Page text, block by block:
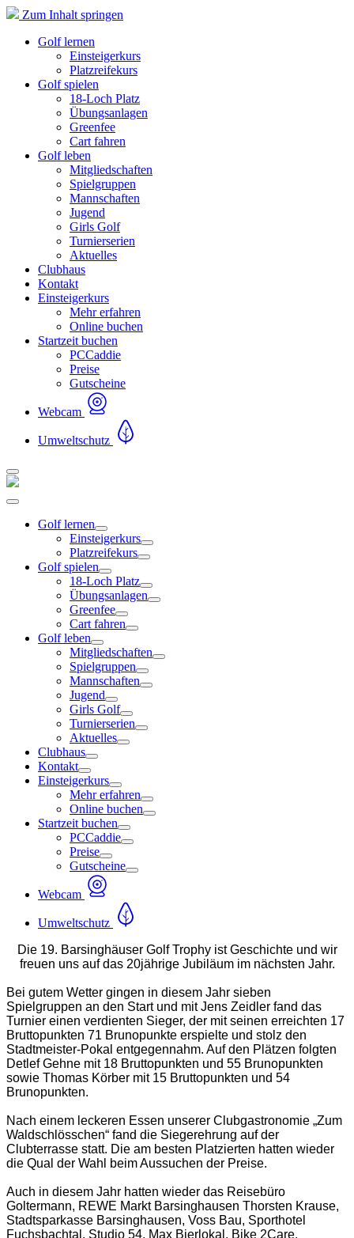
Zum Inhalt springen
Golf lernen
Einsteigerkurs
Platzreifekurs
Golf spielen
18-Loch Platz
Übungsanlagen
Greenfee
Cart fahren
Golf leben
Mitgliedschaften
Spielgruppen
Mannschaften
Jugend
Girls Golf
Turnierserien
Aktuelles
Clubhaus
Kontakt
Einsteigerkurs
Mehr erfahren
Online buchen
Startzeit buchen
PCCaddie
Preise
Gutscheine
Webcam
Umweltschutz
Golf lernen
Einsteigerkurs
Platzreifekurs
Golf spielen
18-Loch Platz
Übungsanlagen
Greenfee
Cart fahren
Golf leben
Mitgliedschaften
Spielgruppen
Mannschaften
Jugend
Girls Golf
Turnierserien
Aktuelles
Clubhaus
Kontakt
Einsteigerkurs
Mehr erfahren
Online buchen
Startzeit buchen
PCCaddie
Preise
Gutscheine
Webcam
Umweltschutz
Die 19. Barsinghäuser Golf Trophy ist Geschichte und wir
freuen uns auf das 20jährige Jubiläum im nächsten Jahr.
Bei gutem Wetter gingen in diesem Jahr sieben
Spielgruppen an den Start und mit Jens Zeidler fand das
Turnier einen verdienten Sieger, der mit seinen erreichten 17
Bruttopunkten 71 Brunopunkte erspielte und stolz den
Stadtmeister-Pokal entgegennahm. Auf den Plätzen folgten
Detlef Gehne mit 18 Bruttopunkten und 55 Brunopunkten
sowie Thomas Körber mit 15 Bruttopunkten und 54
Brunopunkten.
Nach einem leckeren Essen unserer Clubgastronomie „Zum
Waldschlösschen“ fand die Siegerehrung auf der
Clubterrasse statt. Die am besten Platzierten hatten wieder
die Qual der Wahl beim Aussuchen der Preise.
Auch in diesem Jahr hatten wieder das Reisebüro
Goltermann, REWE Markt Barsinghausen Thorsten Krause,
Stadtsparkasse Barsinghausen, Voss Bau, Sporthotel
Fuchsbachtal, Studio 54, Max Bierlokal, Bike 2Care,